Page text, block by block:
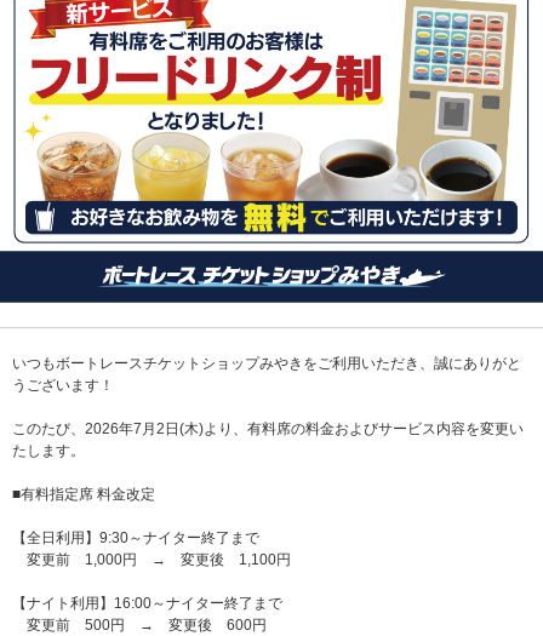
いつもボートレースチケットショップみやきをご利用いただき、誠にありがと
うございます！
このたび、2026年7月2日(木)より、有料席の料金およびサービス内容を変更い
たします。
■有料指定席 料金改定
【全日利用】9:30～ナイター終了まで
変更前 1,000円 → 変更後 1,100円
【ナイト利用】16:00～ナイター終了まで
変更前 500円 → 変更後 600円